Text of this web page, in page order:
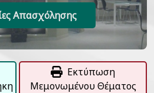
Απασχόλησης
Εκτύπωση
Μεμονωμένου Θέματος